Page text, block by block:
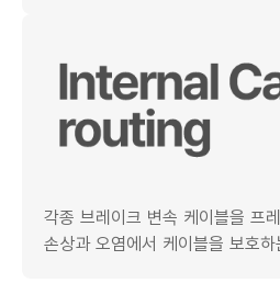
각종 브레이크 변속 케이블을 프
손상과 오염에서 케이블을 보호하